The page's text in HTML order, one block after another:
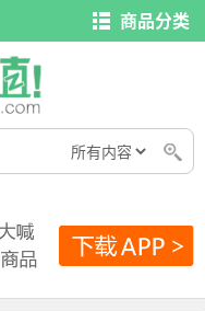
商品分类